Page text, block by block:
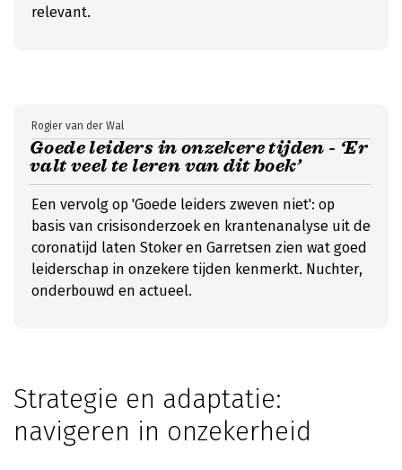
relevant.
Goede leiders in onzekere tijden - ‘Er
valt veel te leren van dit boek’
Rogier van der Wal
Een vervolg op 'Goede leiders zweven niet': op
basis van crisisonderzoek en krantenanalyse uit de
coronatijd laten Stoker en Garretsen zien wat goed
leiderschap in onzekere tijden kenmerkt. Nuchter,
onderbouwd en actueel.
Strategie en adaptatie:
navigeren in onzekerheid